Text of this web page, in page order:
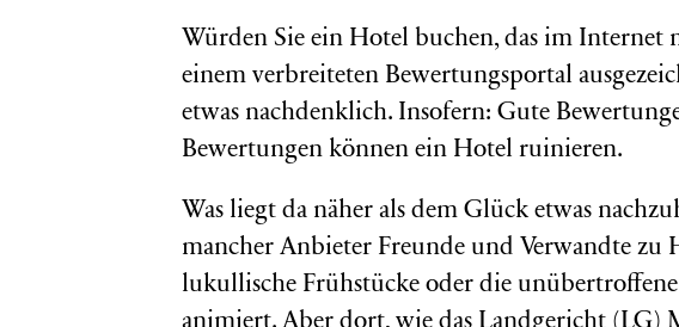
Würden Sie ein Hotel buchen, das im
einem verbreiteten Bewertungsportal
etwas nachdenklich. Insofern: Gute
Bewertungen können ein Hotel ruinieren.
Was liegt da näher als dem Glück etwas
mancher Anbieter Freunde und Verwandte zu
lukullische Frühstücke oder die